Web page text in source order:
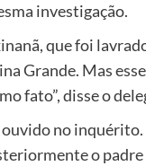
investigação.
que foi
Grande. Mas
fato”, disse o
no
o